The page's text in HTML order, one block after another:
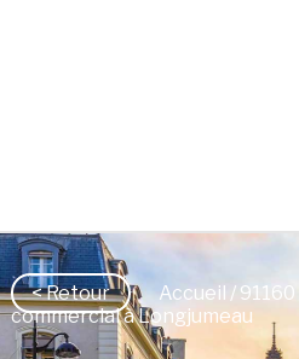
< Retour Accueil / 91160
commercial à Longjumeau